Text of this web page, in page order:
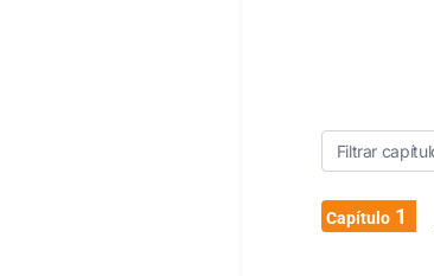
Capítulo1